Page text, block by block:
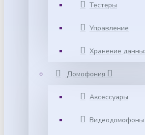
Тестеры
Управление
Хранение
Домофония
Аксессуары
Видеодомофоны